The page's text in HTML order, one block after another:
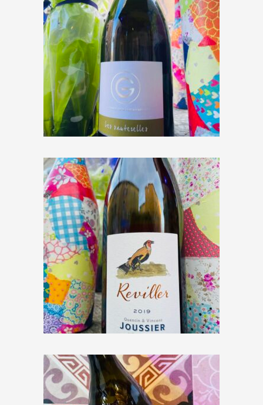
Lionel Gosseaume « Les
sauterelles » 2020 – 150 cl
€18,40
Domaine de l’Évêché « Reviller »
2019
€15,50